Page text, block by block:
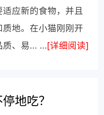
应新的食物，并且
地。在小猫刚刚开
、易... ...[详细阅读]
地吃？